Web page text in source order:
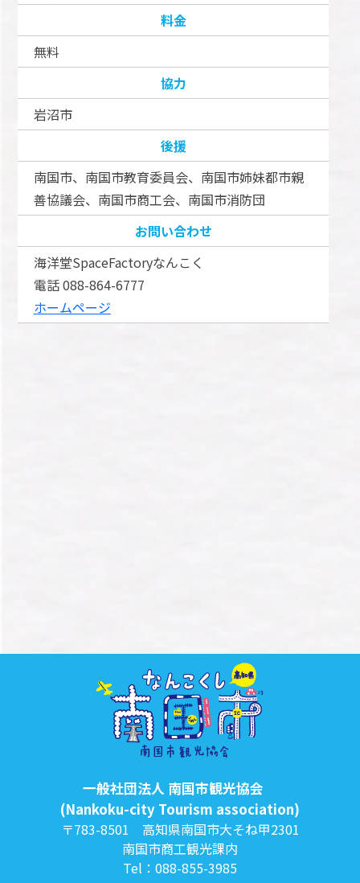
料金
無料
協力
岩沼市
後援
南国市、南国市教育委員会、南国市姉妹都市親
善協議会、南国市商工会、南国市消防団
お問い合わせ
海洋堂SpaceFactoryなんこく
電話 088-864-6777
ホームページ
一般社団法人 南国市観光協会
(Nankoku-city Tourism association)
〒783-8501 高知県南国市大そね甲2301
南国市商工観光課内
Tel：088-855-3985